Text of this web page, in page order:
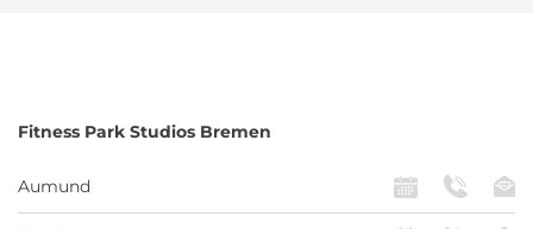
Fitness Park Studios Bremen
Aumund